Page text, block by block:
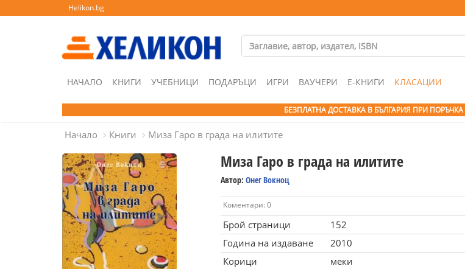
Helikon.bg
НАЧАЛО КНИГИ УЧЕБНИЦИ ПОДАРЪЦИ ИГРИ ВАУЧЕРИ Е-КНИГИ КЛАСАЦИИ
БЕЗПЛАТНА ДОСТАВКА В БЪЛГАРИЯ ПРИ ПОРЪЧКА
Начало Книги Миза Гаро в града на илитите
Миза Гаро в града на илитите
Автор: Онег Вокноц
Коментари: 0
Брой страници
152
Година на издаване
2010
Корици
меки